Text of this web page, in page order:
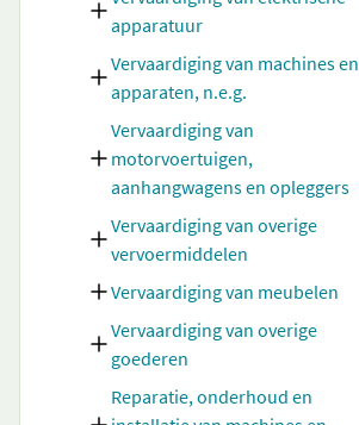
apparatuur
Vervaardiging van machines en
apparaten, n.e.g.
Vervaardiging van
motorvoertuigen,
aanhangwagens en opleggers
Vervaardiging van overige
vervoermiddelen
Vervaardiging van meubelen
Vervaardiging van overige
goederen
Reparatie, onderhoud en